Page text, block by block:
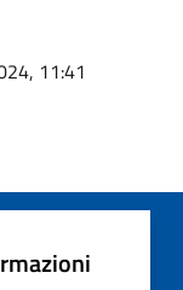
11:41